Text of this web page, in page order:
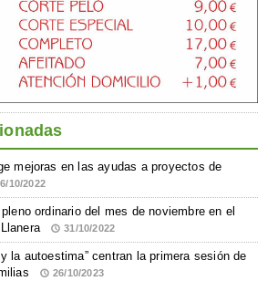
mejoras en las ayudas a proyectos de
10/2022
ordinario del mes de noviembre en el
31/10/2022
la autoestima” centran la primera sesión de
26/10/2023